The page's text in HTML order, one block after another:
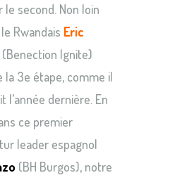
le second. Non loin
Rwandais Eric
(Benection Ignite)
la 3e étape, comme il
l’année dernière. En
ce premier
leader espagnol
(BH Burgos), notre